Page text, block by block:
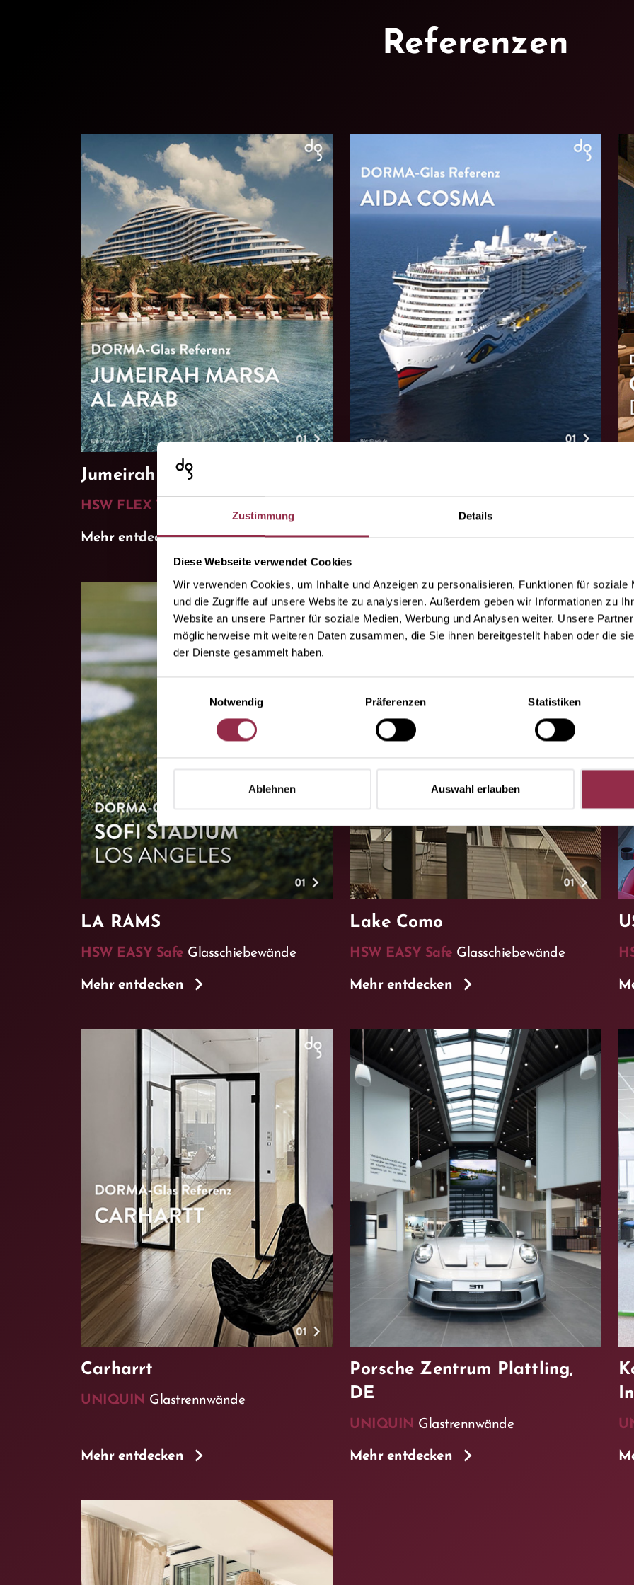
Zustimmung Details
Diese Webseite verwendet Cookies
Wir verwenden Cookies, um Inhalte und Anzeigen zu personalisieren, Funktionen für soziale
und die Zugriffe auf unsere Website zu analysieren. Außerdem geben wir Informationen zu
Website an unsere Partner für soziale Medien, Werbung und Analysen weiter. Unsere
möglicherweise mit weiteren Daten zusammen, die Sie ihnen bereitgestellt haben oder die
der Dienste gesammelt haben.
Notwendig
Präferenzen Statistiken
Ablehnen Auswahl erlauben
Referenzen
Jumeirah Marsa Al Arab
HSW FLEX Therm
Mehr entdecken Mehr entdecken
LA RAMS
HSW EASY Safe Glasschiebewände
Mehr entdecken
Lake Como
HSW EASY Safe Glasschiebewände
Mehr entdecken
Carharrt
UNIQUIN Glastrennwände
Mehr entdecken
Porsche Zentrum Plattling,
DE
UNIQUIN Glastrennwände
Mehr entdecken